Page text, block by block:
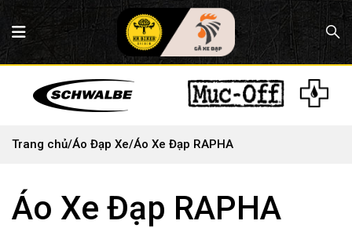
Trang chủ/Áo Đạp Xe/Áo Xe Đạp RAPHA
Áo Xe Đạp RAPHA